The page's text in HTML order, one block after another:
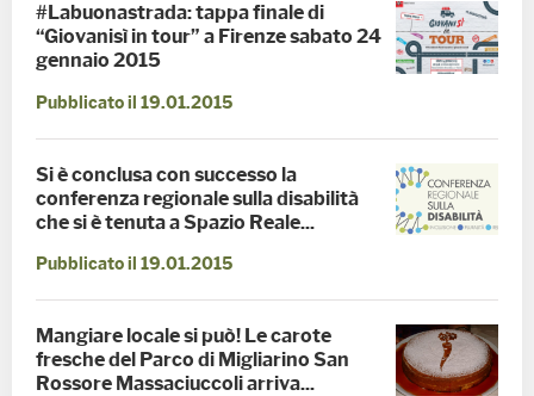
#Labuonastrada: tappa finale di
“Giovanisì in tour” a Firenze sabato 24
gennaio 2015
Pubblicato il 19.01.2015
Si è conclusa con successo la
conferenza regionale sulla disabilità
che si è tenuta a Spazio Reale...
Pubblicato il 19.01.2015
Mangiare locale si può! Le carote
fresche del Parco di Migliarino San
Rossore Massaciuccoli arriva...